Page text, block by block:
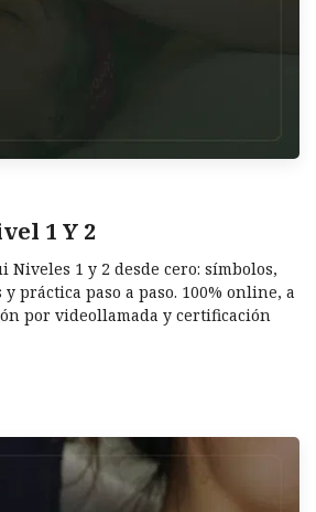
1 Y 2
Niveles 1 y 2 desde cero: símbolos,
práctica paso a paso. 100% online, a
por videollamada y certificación